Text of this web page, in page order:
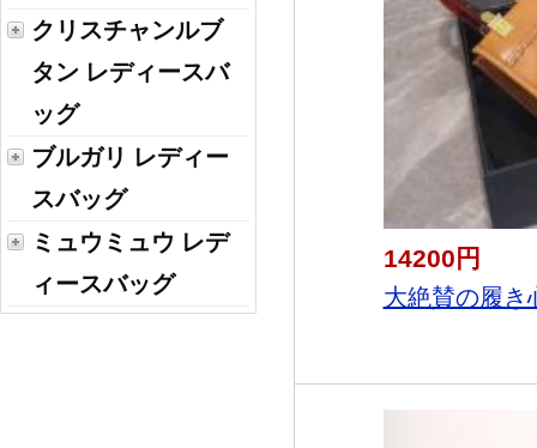
クリスチャンルブ
タン レディースバ
ッグ
ブルガリ レディー
スバッグ
ミュウミュウ レデ
ィースバッグ
14200円
大絶賛の履き